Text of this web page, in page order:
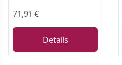
71,91 €
Details